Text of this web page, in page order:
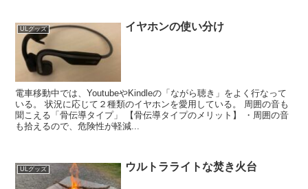
ULグッズ イヤホンの使い分け
電車移動中では、YoutubeやKindleの「ながら聴き」をよく行なって
いる。 状況に応じて２種類のイヤホンを愛用している。 周囲の音も
聞こえる「骨伝導タイプ」 【骨伝導タイプのメリット】 ・周囲の音
も拾えるので、危険性が軽減...
ULグッズ ウルトラライトな焚き火台